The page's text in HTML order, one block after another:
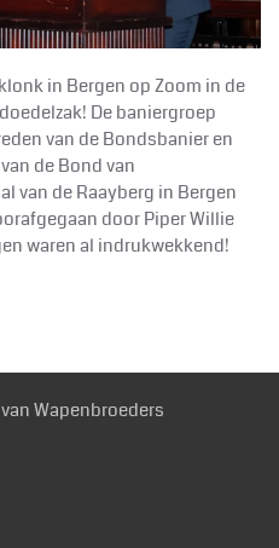
in Bergen op Zoom in de
De baniergroep
van de Bondsbanier en
de Bond van
van de Raayberg in Bergen
door Piper Willie
waren al indrukwekkend!
Wapenbroeders